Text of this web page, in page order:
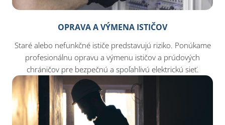
OPRAVA A VÝMENA ISTIČOV
Staré alebo nefunkčné ističe predstavujú riziko. Ponúkame
profesionálnu opravu a výmenu ističov a prúdových
chráničov pre bezpečnú a spoľahlivú elektrickú sieť.